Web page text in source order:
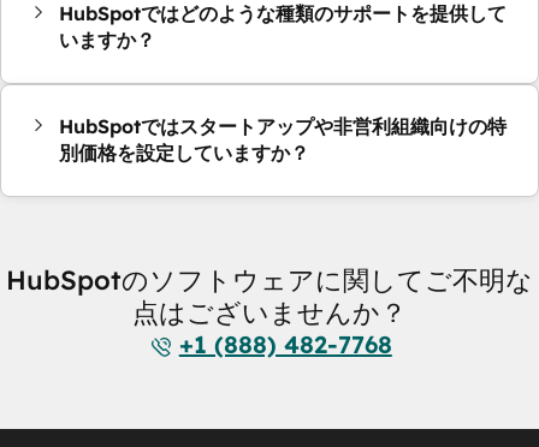
HubSpotではどのような種類のサポートを提供して
いますか？
HubSpotではスタートアップや非営利組織向けの特
別価格を設定していますか？
HubSpotのソフトウェアに関してご不明な
点はございませんか？
+1 (888) 482-7768